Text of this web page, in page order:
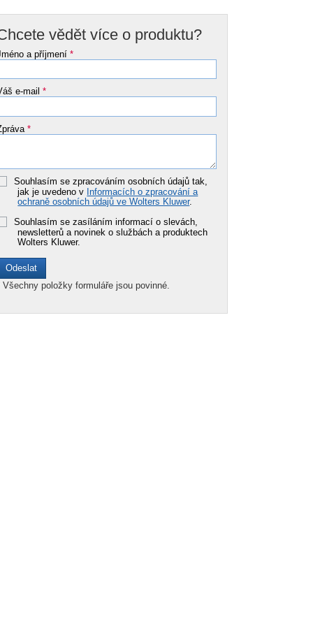
vědět více o produktu?
a příjmení*
e-mail*
*
Souhlasím se zpracováním osobních údajů tak,
jak je uvedeno v Informacích o zpracování a
ochraně osobních údajů ve Wolters Kluwer.
Souhlasím se zasíláním informací o slevách,
newsletterů a novinek o službách a produktech
Wolters Kluwer.
Všechny položky formuláře jsou povinné.